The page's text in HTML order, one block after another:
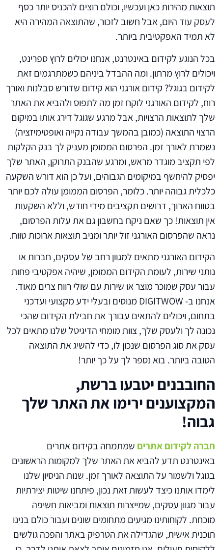
תוצאות מהירות כאן ועכשיו, וכולם רוצים להכניס יותר כסף
לעסק עוד היום, אבל חשוב לזכור, שהתוצאה המהירה היא
לא תמיד האפקטיבית ביותר.
בכל הנוגע לקידום באינטרנט, אנחנו יכולים לרוץ ספרינט,
ויכולים לרוץ מרתון. ומה ההבדל ביניהם כשמתרגמים זאת
לקידום בגוגל? קידום אורגני הוא קידום שדורש סבלנות ואורך
רוח, לקידום האורגני לוקח זמן מה לתפוס ולהביא את האתר
שלך לתוצאות הרצויות, אבל מרגע שגוגל דירג אותו במיקום
הרצוי התוצאה (כמובן בהמשך עבודה נקייה ואופטימיזציה)
נשמרת לאורך זמן. הפרסום הממומן מעניק לך בנק הקלקות
לפי תקציב מוגדר מראש, ומרגע שהבנק התרוקן, האתר שלך
יפסיק להיחשף במיקומים הגבוהים, ועל כן הוא דורש השקעה
כלכלית גבוהה יותר. כלומר, הפרסום הממומן עולה לכם יותר
בטווח הארוך, דרושים תקציבים מידי חודש, וללא השקעות
אין תוצאות! כך שאם ניקח בחשבון גם את עלות הפרסום,
נראה שהפרסום האורגני זול יותר ומניב תוצאות ארוכות טווח.
הקידום האורגני מתאים למגוון רחב של עסקים, חברות או
נותני שירות, לעומת הקידום הממומן, שיהיה אפקטיבי פחות
עבור עסק שמוכר מוצר או שירות עם שולי רווח צרים מאוד.
אנחנו ב- DIGITWOW מנוסים ובעלי ידע מקצועי ועדכני
בתחום, ויכולים להתאים עבורך את חבילת הקידום שהכי
נכונה לך ולעסק שלך, צוות מומחי הדיגיטל שלנו מתאים לכל
עסק את סוג הפרסום שנכון לו, כדי להשיג את התוצאה
הטובה ביותר. בוא נספר לך על כך יותר!
החובבנים יטבעו ברשת,
המקצוענים ירימו את האתר שלך
גבוה!
חברה לקידום אתרים שמתמחה בקידום אתרים
באינטרנט תדע להביא את האתר שלך למקומות הראשונים
בגוגל ולשמור על התוצאה לאורך זמן. שנות הניסיון שלנו
לימדו אותנו כיצד לעשות זאת נכון, פיתחנו שיטות יצירתיות
עבור מגוון עסקים, שמייצרות תוצאות ומביאות חשיפה
מוכחת. לקוחותינו מגיעים מתחומים שונים ועבור כולם בנינו
תוכנית אישית, שהגדילה את הטרפיק באתר והפכה גולשים